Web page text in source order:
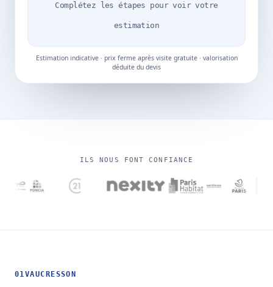
Complétez les étapes pour voir votre
estimation
Estimation indicative · prix ferme après visite gratuite · valorisation
déduite du devis
ILS NOUS FONT CONFIANCE
01VAUCRESSON